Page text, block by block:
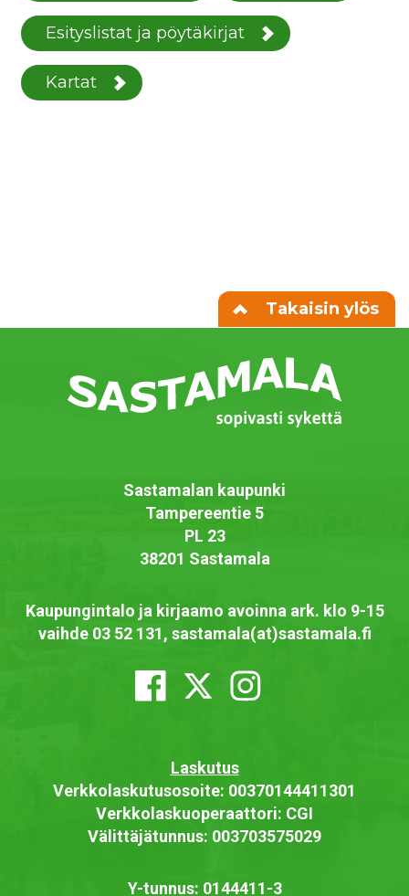
Esityslistat ja pöytäkirjat
Kartat
Takaisin ylös
Sastamalan kaupunki
Tampereentie 5
PL 23
38201 Sastamala
Kaupungintalo ja kirjaamo avoinna ark. klo 9-15
vaihde 03 52 131, sastamala(at)sastamala.fi
Laskutus
Verkkolaskutusosoite: 00370144411301
Verkkolaskuoperaattori: CGI
Välittäjätunnus: 003703575029
Y-tunnus: 0144411-3